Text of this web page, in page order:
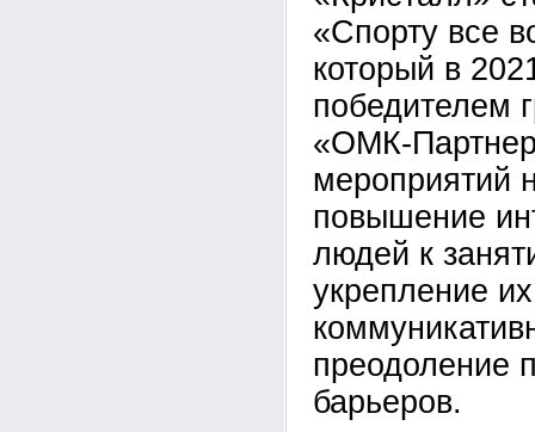
«Спорту все
который в
победителем
«ОМК-
мероприятий
повышение
людей к
укрепление
преодоление
барьеров.